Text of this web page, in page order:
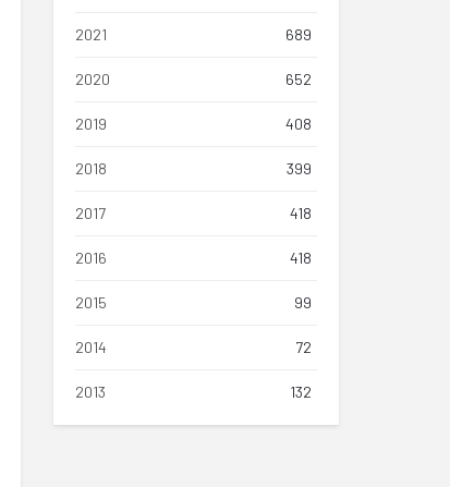
2021 689
2020 652
2019 408
2018 399
2017 418
2016 418
2015 99
2014 72
2013 132